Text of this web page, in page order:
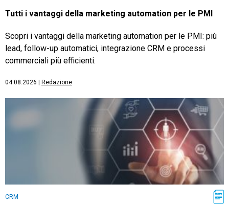
Tutti i vantaggi della marketing automation per le PMI
Scopri i vantaggi della marketing automation per le PMI: più
lead, follow-up automatici, integrazione CRM e processi
commerciali più efficienti.
04.08.2026 Redazione
CRM